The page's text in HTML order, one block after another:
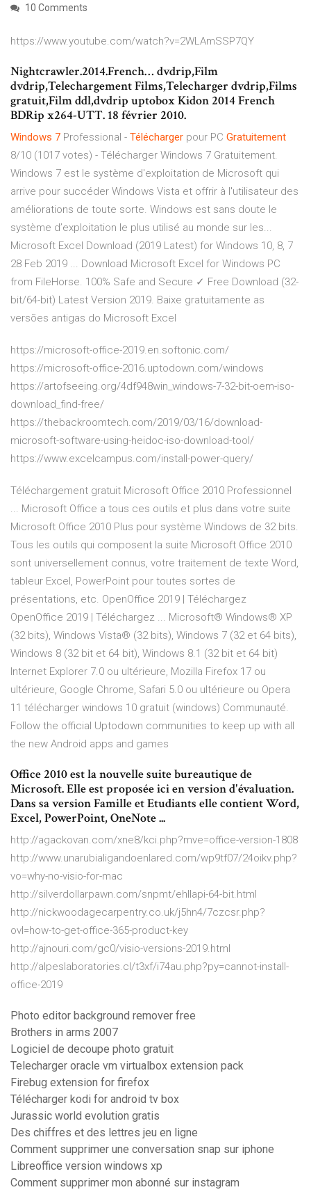
10 Comments
https://www.youtube.com/watch?v=2WLAmSSP7QY
Nightcrawler.2014.French… dvdrip,Film
dvdrip,Telechargement Films,Telecharger dvdrip,Films
gratuit,Film ddl,dvdrip uptobox Kidon 2014 French
BDRip x264-UTT. 18 février 2010.
Windows 7 Professional - Télécharger pour PC Gratuitement
8/10 (1017 votes) - Télécharger Windows 7 Gratuitement.
Windows 7 est le système d'exploitation de Microsoft qui
arrive pour succéder Windows Vista et offrir à l'utilisateur des
améliorations de toute sorte. Windows est sans doute le
système d’exploitation le plus utilisé au monde sur les...
Microsoft Excel Download (2019 Latest) for Windows 10, 8, 7
28 Feb 2019 ... Download Microsoft Excel for Windows PC
from FileHorse. 100% Safe and Secure ✓ Free Download (32-
bit/64-bit) Latest Version 2019. Baixe gratuitamente as
versões antigas do Microsoft Excel
https://microsoft-office-2019.en.softonic.com/
https://microsoft-office-2016.uptodown.com/windows
https://artofseeing.org/4df948win_windows-7-32-bit-oem-iso-
download_find-free/
https://thebackroomtech.com/2019/03/16/download-
microsoft-software-using-heidoc-iso-download-tool/
https://www.excelcampus.com/install-power-query/
Téléchargement gratuit Microsoft Office 2010 Professionnel
... Microsoft Office a tous ces outils et plus dans votre suite
Microsoft Office 2010 Plus pour système Windows de 32 bits.
Tous les outils qui composent la suite Microsoft Office 2010
sont universellement connus, votre traitement de texte Word,
tableur Excel, PowerPoint pour toutes sortes de
présentations, etc. OpenOffice 2019 | Téléchargez
OpenOffice 2019 | Téléchargez ... Microsoft® Windows® XP
(32 bits), Windows Vista® (32 bits), Windows 7 (32 et 64 bits),
Windows 8 (32 bit et 64 bit), Windows 8.1 (32 bit et 64 bit)
Internet Explorer 7.0 ou ultérieure, Mozilla Firefox 17 ou
ultérieure, Google Chrome, Safari 5.0 ou ultérieure ou Opera
11 télécharger windows 10 gratuit (windows) Communauté.
Follow the official Uptodown communities to keep up with all
the new Android apps and games
Office 2010 est la nouvelle suite bureautique de
Microsoft. Elle est proposée ici en version d'évaluation.
Dans sa version Famille et Etudiants elle contient Word,
Excel, PowerPoint, OneNote ...
http://agackovan.com/xne8/kci.php?mve=office-version-1808
http://www.unarubialigandoenlared.com/wp9tf07/24oikv.php?
vo=why-no-visio-for-mac
http://silverdollarpawn.com/snpmt/ehllapi-64-bit.html
http://nickwoodagecarpentry.co.uk/j5hn4/7czcsr.php?
ovl=how-to-get-office-365-product-key
http://ajnouri.com/gc0/visio-versions-2019.html
http://alpeslaboratories.cl/t3xf/i74au.php?py=cannot-install-
office-2019
Photo editor background remover free
Brothers in arms 2007
Logiciel de decoupe photo gratuit
Telecharger oracle vm virtualbox extension pack
Firebug extension for firefox
Télécharger kodi for android tv box
Jurassic world evolution gratis
Des chiffres et des lettres jeu en ligne
Comment supprimer une conversation snap sur iphone
Libreoffice version windows xp
Comment supprimer mon abonné sur instagram